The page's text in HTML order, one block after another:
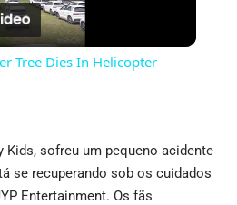
Video
Tree Dies In Helicopter
Kids, sofreu um pequeno acidente
se recuperando sob os cuidados
Entertainment. Os fãs